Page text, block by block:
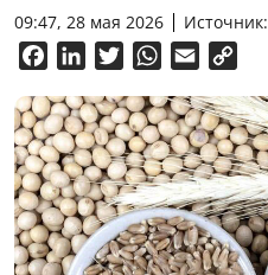
09:47, 28 мая 2026 Источник:
FacebookLinkedInTwitterWhatsApp
Email